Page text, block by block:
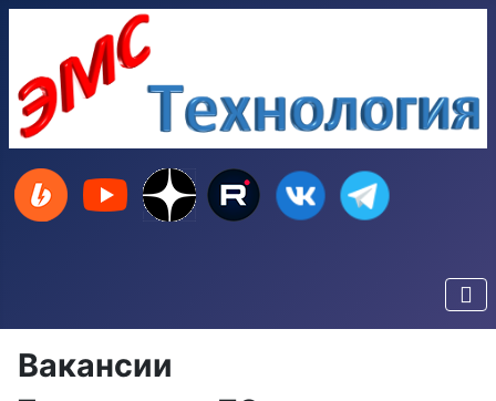
Вакансии